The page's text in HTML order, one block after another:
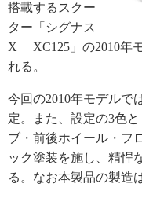
搭載するスクー
ター「シグナス
X XC125」の2010年モ
れる。
今回の2010年モデルで
定。また、設定の3色
ブ・前後ホイール・フ
ック塗装を施し、精悍
る。なお本製品の製造